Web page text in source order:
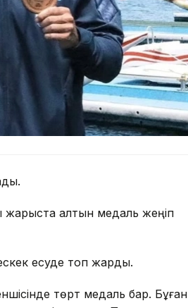
жарыста алтын медаль жеңіп
есуде топ жарды.
төрт медаль бар. Бұған